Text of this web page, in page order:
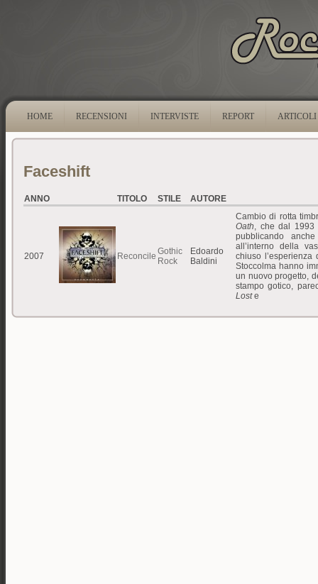
HOME RECENSIONI INTERVISTE REPORT ARTICOLI
Faceshift
ANNO TITOLO STILE AUTORE
2007 Reconcile Gothic
Rock
Edoardo
Baldini
Cambio di rotta
Oath, che dal 1993
pubblicando
all’interno della
chiuso
Stoccolma hanno
un nuovo progetto,
stampo gotico,
Loste